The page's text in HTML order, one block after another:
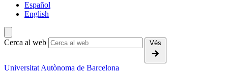
Español
English
Cerca al web Vés
Universitat Autònoma de Barcelona